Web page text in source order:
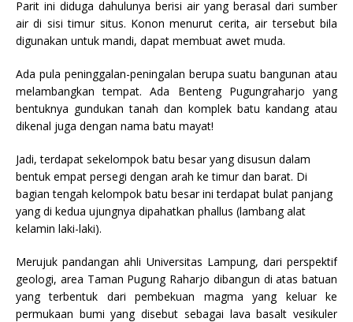
Parit ini diduga dahulunya berisi air yang berasal dari sumber
air di sisi timur situs. Konon menurut cerita, air tersebut bila
digunakan untuk mandi, dapat membuat awet muda.
Ada pula peninggalan-peningalan berupa suatu bangunan atau
melambangkan tempat. Ada Benteng Pugungraharjo yang
bentuknya gundukan tanah dan komplek batu kandang atau
dikenal juga dengan nama batu mayat!
Jadi, terdapat sekelompok batu besar yang disusun dalam
bentuk empat persegi dengan arah ke timur dan barat. Di
bagian tengah kelompok batu besar ini terdapat bulat panjang
yang di kedua ujungnya dipahatkan phallus (lambang alat
kelamin laki-laki).
Merujuk pandangan ahli Universitas Lampung, dari perspektif
geologi, area Taman Pugung Raharjo dibangun di atas batuan
yang terbentuk dari pembekuan magma yang keluar ke
permukaan bumi yang disebut sebagai lava basalt vesikuler